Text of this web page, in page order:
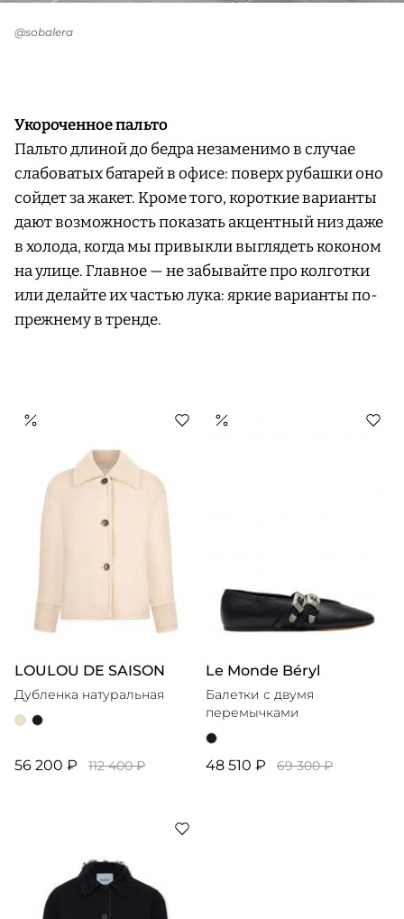
@sobalera
Укороченное пальто
Пальто длиной до бедра незаменимо в случае
слабоватых батарей в офисе: поверх рубашки оно
сойдет за жакет. Кроме того, короткие варианты
дают возможность показать акцентный низ даже
в холода, когда мы привыкли выглядеть коконом
на улице. Главное — не забывайте про колготки
или делайте их частью лука: яркие варианты по-
прежнему в тренде.
LOULOU DE SAISON
Дубленка натуральная
56 200 ₽ 112 400 ₽
Le Monde Béryl
Балетки с двумя
перемычками
48 510 ₽ 69 300 ₽